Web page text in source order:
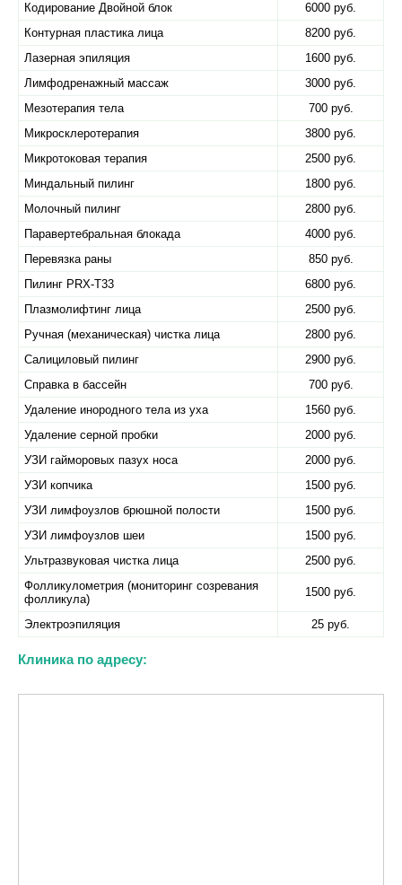
Кодирование Двойной блок
6000 руб.
Контурная пластика лица
8200 руб.
Лазерная эпиляция
1600 руб.
Лимфодренажный массаж
3000 руб.
Мезотерапия тела
700 руб.
Микросклеротерапия
3800 руб.
Микротоковая терапия
2500 руб.
Миндальный пилинг
1800 руб.
Молочный пилинг
2800 руб.
Паравертебральная блокада
4000 руб.
Перевязка раны
850 руб.
Пилинг PRX-T33
6800 руб.
Плазмолифтинг лица
2500 руб.
Ручная (механическая) чистка лица
2800 руб.
Салициловый пилинг
2900 руб.
Справка в бассейн
700 руб.
Удаление инородного тела из уха
1560 руб.
Удаление серной пробки
2000 руб.
УЗИ гайморовых пазух носа
2000 руб.
УЗИ копчика
1500 руб.
УЗИ лимфоузлов брюшной полости
1500 руб.
УЗИ лимфоузлов шеи
1500 руб.
Ультразвуковая чистка лица
2500 руб.
Фолликулометрия (мониторинг созревания
фолликула)
1500 руб.
Электроэпиляция 25 руб.
Клиника по адресу: